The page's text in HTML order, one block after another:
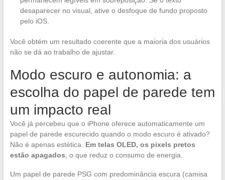
desaparecer no visual, ative o desfoque de fundo proposto
pelo iOS.
Você obtém um resultado coerente que a maioria dos usuários
não se dá ao trabalho de ajustar.
Modo escuro e autonomia: a
escolha do papel de parede tem
um impacto real
Você já percebeu que o iPhone oferece automaticamente um
papel de parede escurecido quando o modo escuro é ativado?
Não é apenas estética. Em telas OLED, os pixels pretos
estão apagados , o que reduz o consumo de energia.
Um papel de parede PSG com predominância escura (camisa